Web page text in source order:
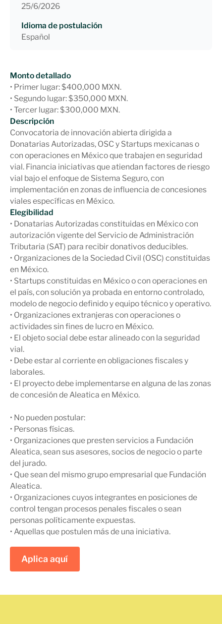
25/6/2026
Idioma de postulación
Español
Monto detallado
• Primer lugar: $400,000 MXN.
• Segundo lugar: $350,000 MXN.
• Tercer lugar: $300,000 MXN.
Descripción
Convocatoria de innovación abierta dirigida a
Donatarias Autorizadas, OSC y Startups mexicanas o
con operaciones en México que trabajen en seguridad
vial. Financia iniciativas que atiendan factores de riesgo
vial bajo el enfoque de Sistema Seguro, con
implementación en zonas de influencia de concesiones
viales específicas en México.
Elegibilidad
• Donatarias Autorizadas constituidas en México con
autorización vigente del Servicio de Administración
Tributaria (SAT) para recibir donativos deducibles.
• Organizaciones de la Sociedad Civil (OSC) constituidas
en México.
• Startups constituidas en México o con operaciones en
el país, con solución ya probada en entorno controlado,
modelo de negocio definido y equipo técnico y operativo.
• Organizaciones extranjeras con operaciones o
actividades sin fines de lucro en México.
• El objeto social debe estar alineado con la seguridad
vial.
• Debe estar al corriente en obligaciones fiscales y
laborales.
• El proyecto debe implementarse en alguna de las zonas
de concesión de Aleatica en México.
• No pueden postular:
• Personas físicas.
• Organizaciones que presten servicios a Fundación
Aleatica, sean sus asesores, socios de negocio o parte
del jurado.
• Que sean del mismo grupo empresarial que Fundación
Aleatica.
• Organizaciones cuyos integrantes en posiciones de
control tengan procesos penales fiscales o sean
personas políticamente expuestas.
• Aquellas que postulen más de una iniciativa.
Aplica aquí